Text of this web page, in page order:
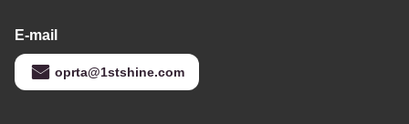
E-mail
oprta@1stshine.com